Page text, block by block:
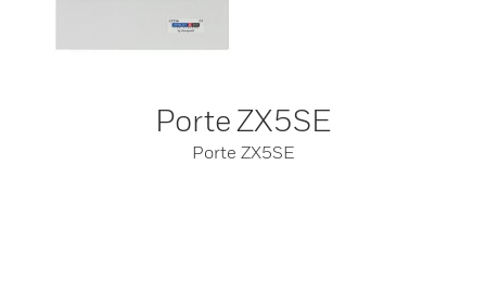
Porte ZX5SE
Porte ZX5SE